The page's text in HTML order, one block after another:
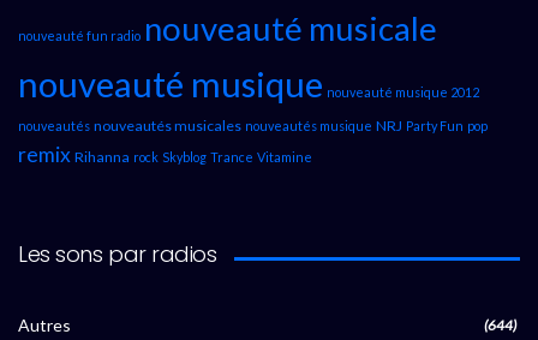
nouveauté fun radio nouveauté musicale
nouveauté musique nouveauté musique 2012
nouveautés nouveautés musicales nouveautés musique NRJ Party Fun pop
remix Rihanna rock Skyblog Trance Vitamine
Les sons par radios
Autres (644)